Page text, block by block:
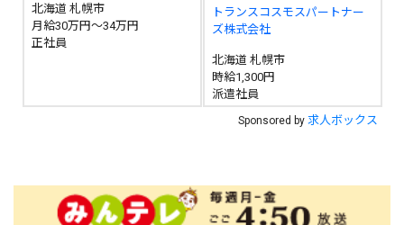
北海道 札幌市
月給30万円～34万円
正社員
トランスコスモスパートナー
ズ株式会社
北海道 札幌市
時給1,300円
派遣社員
Sponsored by 求人ボックス